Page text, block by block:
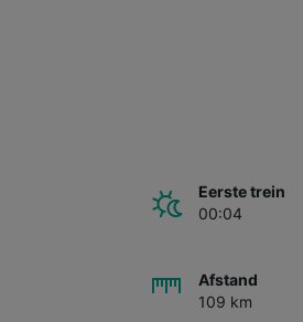
Eerste trein
00:04
Afstand
109 km